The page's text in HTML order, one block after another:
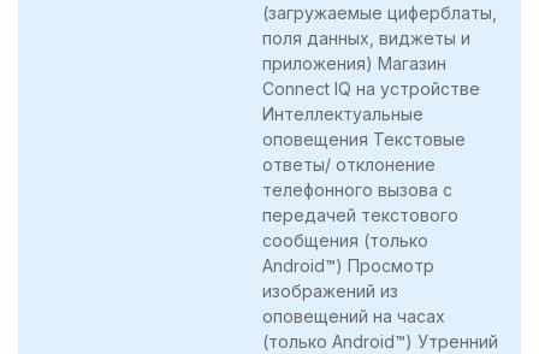
(загружаемые циферблаты,
поля данных, виджеты и
приложения) Магазин
Connect IQ на устройстве
Интеллектуальные
оповещения Текстовые
ответы/ отклонение
телефонного вызова с
передачей текстового
сообщения (только
Android™) Просмотр
изображений из
оповещений на часах
(только Android™) Утренний